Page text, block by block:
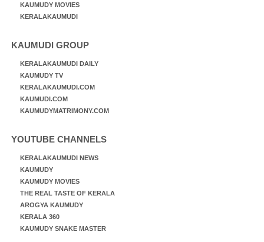
KAUMUDY MOVIES
KERALAKAUMUDI
KAUMUDI GROUP
KERALAKAUMUDI DAILY
KAUMUDY TV
KERALAKAUMUDI.COM
KAUMUDI.COM
KAUMUDYMATRIMONY.COM
YOUTUBE CHANNELS
KERALAKAUMUDI NEWS
KAUMUDY
KAUMUDY MOVIES
THE REAL TASTE OF KERALA
AROGYA KAUMUDY
KERALA 360
KAUMUDY SNAKE MASTER